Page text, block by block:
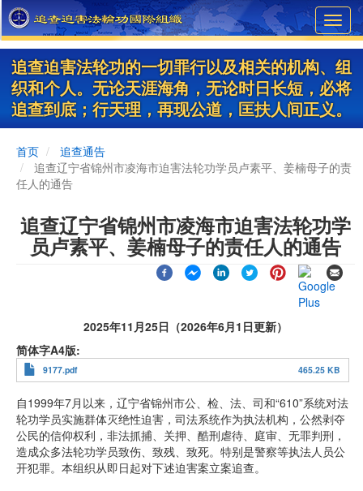
Skip
to
main
content
追查迫害法轮功的一切罪行以及相关的机构、组
织和个人。无论天涯海角，无论时日长短，必将
追查到底；行天理，再现公道，匡扶人间正义。
首页
追查通告
追查辽宁省锦州市凌海市迫害法轮功学员卢素平、姜楠母子的责
任人的通告
追查辽宁省锦州市凌海市迫害法轮功学
员卢素平、姜楠母子的责任人的通告
2025年11月25日（2026年6月1日更新）
简体字A4版
9177.pdf 465.25 KB
自1999年7月以来，辽宁省锦州市公、检、法、司和“610”系统对法
轮功学员实施群体灭绝性迫害，司法系统作为执法机构，公然剥夺
公民的信仰权利，非法抓捕、关押、酷刑虐待、庭审、无罪判刑，
造成众多法轮功学员致伤、致残、致死。特别是警察等执法人员公
开犯罪。本组织从即日起对下述迫害案立案追查。